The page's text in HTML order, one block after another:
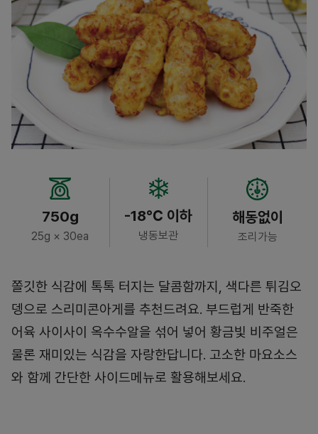
750g
25g × 30ea
-18℃ 이하
냉동보관
해동없이
조리가능
쫄깃한 식감에 톡톡 터지는 달콤함까지, 색다른 튀김오
뎅으로 스리미콘아게를 추천드려요. 부드럽게 반죽한
어육 사이사이 옥수수알을 섞어 넣어 황금빛 비주얼은
물론 재미있는 식감을 자랑한답니다. 고소한 마요소스
와 함께 간단한 사이드메뉴로 활용해보세요.